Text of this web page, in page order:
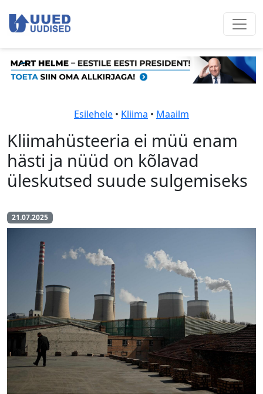
Esilehele • Kliima • Maailm
Kliimahüsteeria ei müü enam
hästi ja nüüd on kõlavad
üleskutsed suude sulgemiseks
21.07.2025